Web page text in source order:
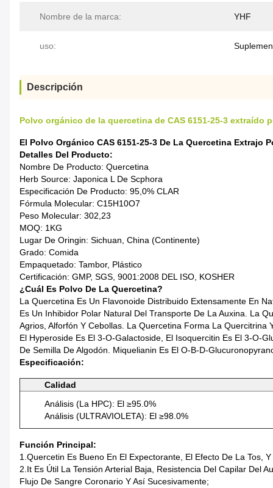
Nombre de la marca: YHF
uso:
Descripción
Polvo orgánico de la quercetina de CAS 6151-25-3 extraído
El Polvo Orgánico CAS 6151-25-3 De La Quercetina Extrajo
Detalles Del Producto:
Nombre De Producto: Quercetina
Herb Source: Japonica L De Scphora
Especificación De Producto: 95,0% CLAR
Fórmula Molecular: C15H10O7
Peso Molecular: 302,23
MOQ: 1KG
Lugar De Oringin: Sichuan, China (continente)
Grado: Comida
Empaquetado: Tambor, Plástico
Certificación: GMP, SGS, 9001:2008 DEL ISO, KOSHER
¿Cuál Es Polvo De La Quercetina?
La Quercetina Es Un Flavonoide Distribuido Extensamente En
Es Un Inhibidor Polar Natural Del Transporte De La Auxina. La
Agrios, Alforfón Y Cebollas. La Quercetina Forma La
El Hyperoside Es El 3-O-Galactoside, El Isoquercitin Es El 3-O-
De Semilla De Algodón. Miquelianin Es El O-Β-D-
Especificación:
Calidad
Análisis (la HPC): El ≥95.0%
Análisis (ULTRAVIOLETA): El ≥98.0%
Función Principal:
1.Quercetin Es Bueno En El Expectorante, El Efecto De La Tos,
2.It Es Útil La Tensión Arterial Baja, Resistencia Del Capilar Del
Flujo De Sangre Coronario Y Así Sucesivamente;